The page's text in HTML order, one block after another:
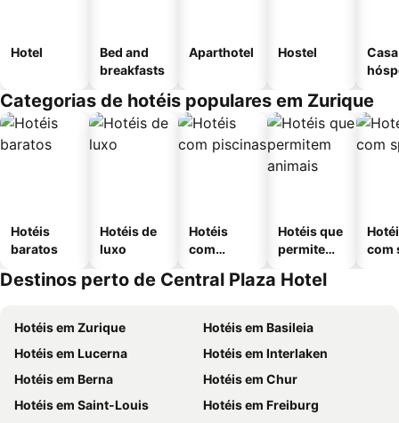
Hotel
Bed and
breakfasts
Aparthotel Hostel
Categorias de hotéis populares em Zurique
Hotéis
baratos
Hotéis de
luxo
Hotéis
com
Hotéis que
permitem
com
Destinos perto de Central Plaza Hotel
Hotéis em Zurique
Hotéis em Basileia
Hotéis em Lucerna
Hotéis em Interlaken
Hotéis em Berna
Hotéis em Chur
Hotéis em Saint-Louis
Hotéis em Freiburg